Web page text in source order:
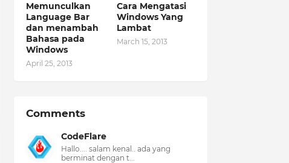
Memunculkan
Language Bar
dan menambah
Bahasa pada
Windows
April 25, 2013
Cara Mengatasi
Windows Yang
Lambat
March 15, 2013
Comments
CodeFlare
Hallo.... salam kenal.. ada yang
berminat dengan t...